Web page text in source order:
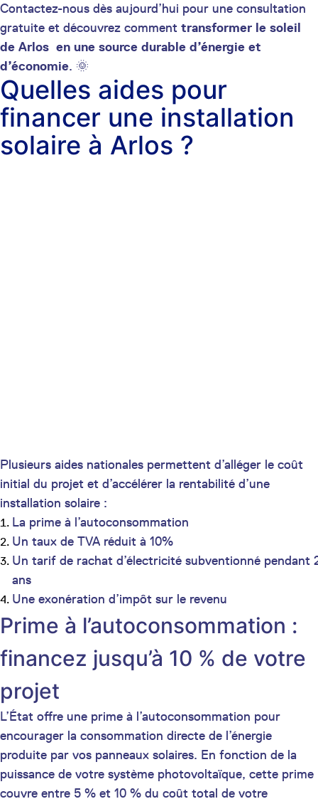
Contactez-nous dès aujourd’hui pour une consultation
gratuite et découvrez comment transformer le soleil
de Arlos en une source durable d’énergie et
d’économie. 🌞
Quelles aides pour
financer une installation
solaire à Arlos ?
Plusieurs aides nationales permettent d’alléger le coût
initial du projet et d’accélérer la rentabilité d’une
installation solaire :
La prime à l’autoconsommation
Un taux de TVA réduit à 10%
Un tarif de rachat d’électricité subventionné pendant
ans
Une exonération d’impôt sur le revenu
Prime à l’autoconsommation :
financez jusqu’à 10 % de votre
projet
L’État offre une prime à l’autoconsommation pour
encourager la consommation directe de l’énergie
produite par vos panneaux solaires. En fonction de la
puissance de votre système photovoltaïque, cette prime
couvre entre 5 % et 10 % du coût total de votre